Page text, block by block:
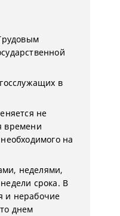
в
не
времени
на
неделями,
срока. В
и нерабочие
днем